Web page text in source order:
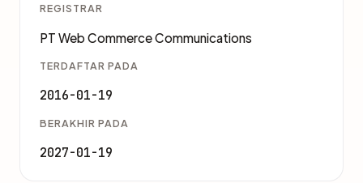
REGISTRAR
PT Web Commerce Communications
TERDAFTAR PADA
2016-01-19
BERAKHIR PADA
2027-01-19